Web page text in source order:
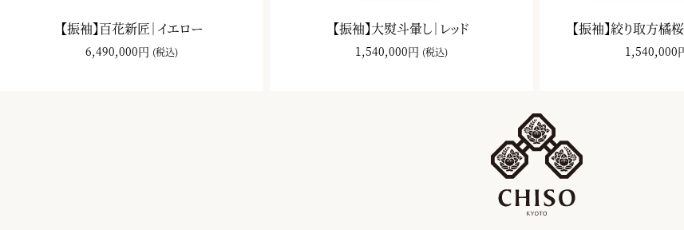
【振袖】百花新匠｜イエロー
6,490,000円 (税込)
【振袖】大熨斗暈し｜レッド
1,540,000円 (税込)
【振袖】絞り取方橘
1,540,000